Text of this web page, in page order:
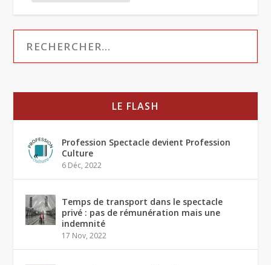
LE FLASH
Profession Spectacle devient Profession
Culture
6 Déc, 2022
Temps de transport dans le spectacle
privé : pas de rémunération mais une
indemnité
17 Nov, 2022